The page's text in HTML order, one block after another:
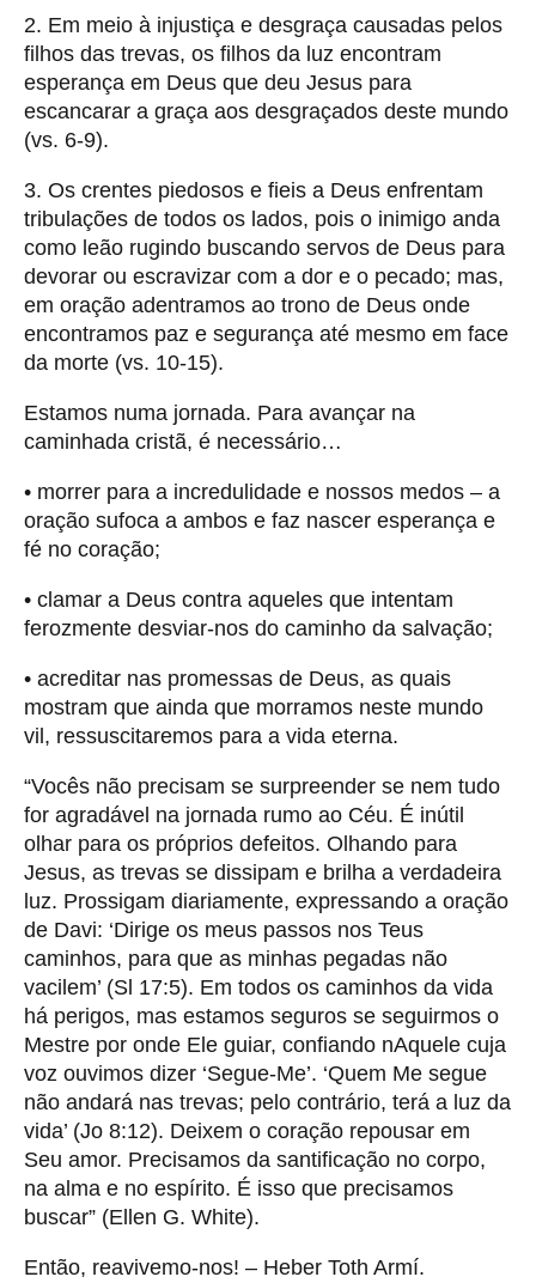
2. Em meio à injustiça e desgraça causadas pelos
filhos das trevas, os filhos da luz encontram
esperança em Deus que deu Jesus para
escancarar a graça aos desgraçados deste mundo
(vs. 6-9).
3. Os crentes piedosos e fieis a Deus enfrentam
tribulações de todos os lados, pois o inimigo anda
como leão rugindo buscando servos de Deus para
devorar ou escravizar com a dor e o pecado; mas,
em oração adentramos ao trono de Deus onde
encontramos paz e segurança até mesmo em face
da morte (vs. 10-15).
Estamos numa jornada. Para avançar na
caminhada cristã, é necessário…
• morrer para a incredulidade e nossos medos – a
oração sufoca a ambos e faz nascer esperança e
fé no coração;
• clamar a Deus contra aqueles que intentam
ferozmente desviar-nos do caminho da salvação;
• acreditar nas promessas de Deus, as quais
mostram que ainda que morramos neste mundo
vil, ressuscitaremos para a vida eterna.
“Vocês não precisam se surpreender se nem tudo
for agradável na jornada rumo ao Céu. É inútil
olhar para os próprios defeitos. Olhando para
Jesus, as trevas se dissipam e brilha a verdadeira
luz. Prossigam diariamente, expressando a oração
de Davi: ‘Dirige os meus passos nos Teus
caminhos, para que as minhas pegadas não
vacilem’ (Sl 17:5). Em todos os caminhos da vida
há perigos, mas estamos seguros se seguirmos o
Mestre por onde Ele guiar, confiando nAquele cuja
voz ouvimos dizer ‘Segue-Me’. ‘Quem Me segue
não andará nas trevas; pelo contrário, terá a luz da
vida’ (Jo 8:12). Deixem o coração repousar em
Seu amor. Precisamos da santificação no corpo,
na alma e no espírito. É isso que precisamos
buscar” (Ellen G. White).
Então, reavivemo-nos! – Heber Toth Armí.